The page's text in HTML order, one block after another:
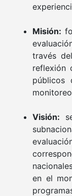
Misión:
través
reflexión
públicos
Visión:
en el